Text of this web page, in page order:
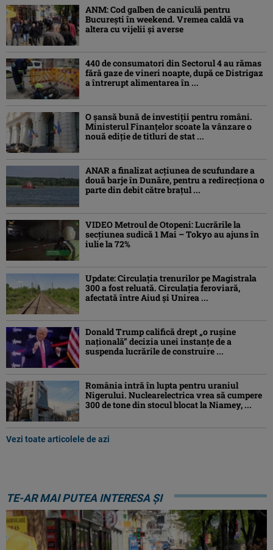
ANM: Cod galben de caniculă pentru
București în weekend. Vremea caldă va
altera cu vijelii și averse
440 de consumatori din Sectorul 4 au rămas
fără gaze de vineri noapte, după ce Distrigaz
a întrerupt alimentarea în ...
O șansă bună de investiții pentru români.
Ministerul Finanțelor scoate la vânzare o
nouă ediție de titluri de stat ...
ANAR a finalizat acțiunea de scufundare a
două barje în Dunăre, pentru a redirecționa o
parte din debit către brațul ...
VIDEO Metroul de Otopeni: Lucrările la
secțiunea sudică 1 Mai – Tokyo au ajuns în
iulie la 72%
Update: Circulația trenurilor pe Magistrala
300 a fost reluată. Circulația feroviară,
afectată între Aiud şi Unirea ...
Donald Trump califică drept „o ruşine
naţională” decizia unei instanțe de a
suspenda lucrările de construire ...
România intră în lupta pentru uraniul
Nigerului. Nuclearelectrica vrea să cumpere
300 de tone din stocul blocat la Niamey, ...
Vezi toate articolele de azi
TE-AR MAI PUTEA INTERESA ȘI